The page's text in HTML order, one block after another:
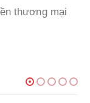
thương mại